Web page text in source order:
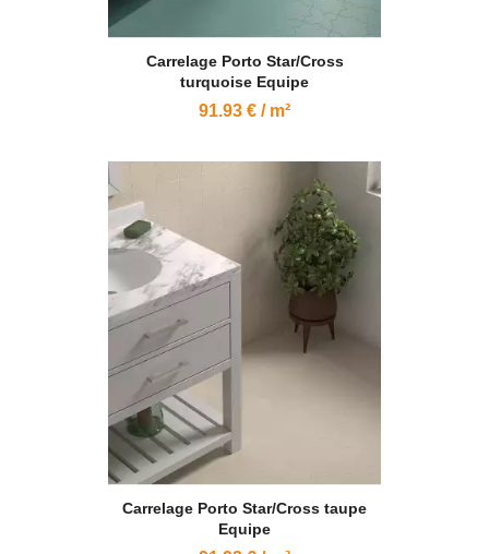
Carrelage Porto Star/Cross
turquoise Equipe
91.93 € / m²
Carrelage Porto Star/Cross taupe
Equipe